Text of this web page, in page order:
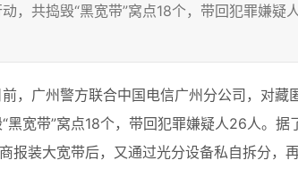
，共捣毁“黑宽带”窝点18个，带回犯罪嫌疑
，广州警方联合中国电信广州分公司，对藏
宽带”窝点18个，带回犯罪嫌疑人26人。据
报装大宽带后，又通过光分设备私自拆分，